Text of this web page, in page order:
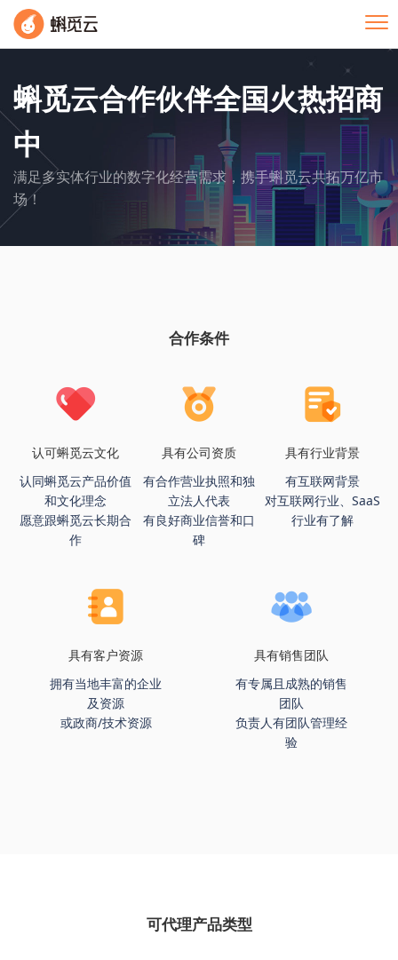
蝌觅云合作伙伴全国火热招商
中
满足多实体行业的数字化经营需求，携手蝌觅云共拓万亿市
场！
合作条件
认可蝌觅云文化
认同蝌觅云产品价值
和文化理念
愿意跟蝌觅云长期合
作
具有公司资质
有合作营业执照和独
立法人代表
有良好商业信誉和口
碑
具有行业背景
有互联网背景
对互联网行业、SaaS
行业有了解
具有客户资源
拥有当地丰富的企业
及资源
或政商/技术资源
具有销售团队
有专属且成熟的销售
团队
负责人有团队管理经
验
可代理产品类型